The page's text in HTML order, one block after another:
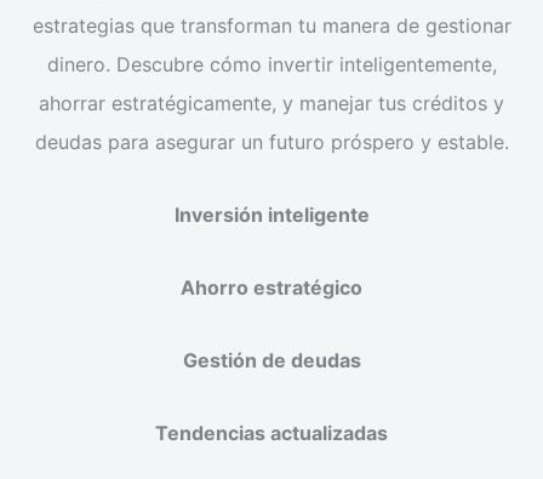
estrategias que transforman tu manera de gestionar
dinero. Descubre cómo invertir inteligentemente,
ahorrar estratégicamente, y manejar tus créditos y
deudas para asegurar un futuro próspero y estable.
Inversión inteligente
Ahorro estratégico
Gestión de deudas
Tendencias actualizadas